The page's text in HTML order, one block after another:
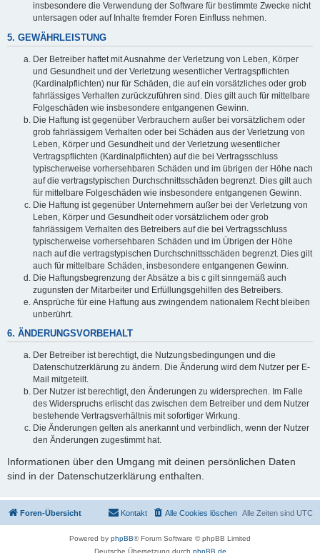
insbesondere die Verwendung der Software für bestimmte Zwecke nicht
untersagen oder auf Inhalte fremder Foren Einfluss nehmen.
5. GEWÄHRLEISTUNG
Der Betreiber haftet mit Ausnahme der Verletzung von Leben, Körper
und Gesundheit und der Verletzung wesentlicher Vertragspflichten
(Kardinalpflichten) nur für Schäden, die auf ein vorsätzliches oder grob
fahrlässiges Verhalten zurückzuführen sind. Dies gilt auch für mittelbare
Folgeschäden wie insbesondere entgangenen Gewinn.
Die Haftung ist gegenüber Verbrauchern außer bei vorsätzlichem oder
grob fahrlässigem Verhalten oder bei Schäden aus der Verletzung von
Leben, Körper und Gesundheit und der Verletzung wesentlicher
Vertragspflichten (Kardinalpflichten) auf die bei Vertragsschluss
typischerweise vorhersehbaren Schäden und im übrigen der Höhe nach
auf die vertragstypischen Durchschnittsschäden begrenzt. Dies gilt auch
für mittelbare Folgeschäden wie insbesondere entgangenen Gewinn.
Die Haftung ist gegenüber Unternehmern außer bei der Verletzung von
Leben, Körper und Gesundheit oder vorsätzlichem oder grob
fahrlässigem Verhalten des Betreibers auf die bei Vertragsschluss
typischerweise vorhersehbaren Schäden und im Übrigen der Höhe
nach auf die vertragstypischen Durchschnittsschäden begrenzt. Dies gilt
auch für mittelbare Schäden, insbesondere entgangenen Gewinn.
Die Haftungsbegrenzung der Absätze a bis c gilt sinngemäß auch
zugunsten der Mitarbeiter und Erfüllungsgehilfen des Betreibers.
Ansprüche für eine Haftung aus zwingendem nationalem Recht bleiben
unberührt.
6. ÄNDERUNGSVORBEHALT
Der Betreiber ist berechtigt, die Nutzungsbedingungen und die
Datenschutzerklärung zu ändern. Die Änderung wird dem Nutzer per E-
Mail mitgeteilt.
Der Nutzer ist berechtigt, den Änderungen zu widersprechen. Im Falle
des Widerspruchs erlischt das zwischen dem Betreiber und dem Nutzer
bestehende Vertragsverhältnis mit sofortiger Wirkung.
Die Änderungen gelten als anerkannt und verbindlich, wenn der Nutzer
den Änderungen zugestimmt hat.
Informationen über den Umgang mit deinen persönlichen Daten
sind in der Datenschutzerklärung enthalten.
Foren-Übersicht Alle Zeiten sind UTC
Alle Cookies löschen
Kontakt
Powered by phpBB® Forum Software © phpBB Limited
Deutsche Übersetzung durch phpBB.de